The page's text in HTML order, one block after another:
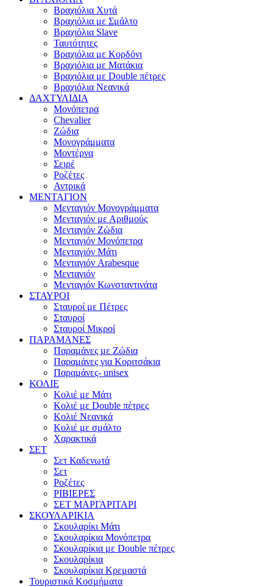
Βραχιόλια Χυτά
Βραχιόλια με Σμάλτο
Βραχιόλια Slave
Ταυτότητες
Βραχιόλια με Κορδόνι
Βραχιόλια με Ματάκια
Βραχιόλια με Double πέτρες
Βραχιόλια Νεανικά
ΔΑΧΤΥΛΙΔΙΑ
Μονόπετρα
Chevalier
Ζώδια
Μονογράμματα
Μοντέρνα
Σειρέ
Ροζέτες
Αντρικά
ΜΕΝΤΑΓΙΟΝ
Μενταγιόν Μονογράμματα
Μενταγιόν με Αριθμούς
Μενταγιόν Ζώδια
Μενταγιόν Μονόπετρα
Μενταγιόν Μάτι
Μενταγιόν Arabesque
Μενταγιόν
Μενταγιόν Κωνσταντινάτα
ΣΤΑΥΡΟΙ
Σταυροί με Πέτρες
Σταυροί
Σταυροί Μικροί
ΠΑΡΑΜΑΝΕΣ
Παραμάνες με Ζώδια
Παραμάνες για Κοριτσάκια
Παραμάνες- unisex
ΚΟΛΙΕ
Κολιέ με Μάτι
Κολιέ με Double πέτρες
Κολιέ Νεανικά
Κολιέ με σμάλτο
Χαρακτικά
ΣΕΤ
Σετ Καδενωτά
Σετ
Ροζέτες
ΡΙΒΙΕΡΕΣ
ΣΕΤ ΜΑΡΓΑΡΙΤΑΡΙ
ΣΚΟΥΛΑΡΙΚΙΑ
Σκουλαρίκι Μάτι
Σκουλαρίκια Μονόπετρα
Σκουλαρίκια με Double πέτρες
Σκουλαρίκια
Σκουλαρίκια Κρεμαστά
Τουριστικά Κοσμήματα